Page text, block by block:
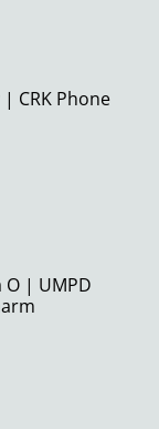
CRK Phone
O | UMPD